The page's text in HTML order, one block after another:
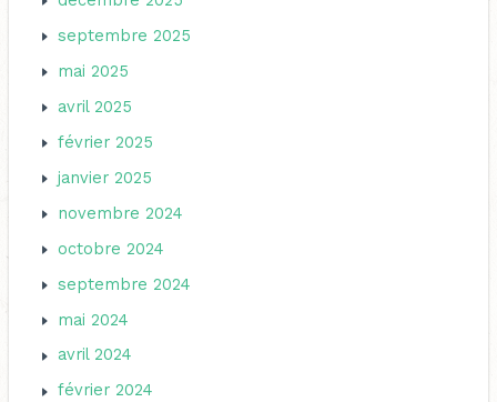
septembre 2025
mai 2025
avril 2025
février 2025
janvier 2025
novembre 2024
octobre 2024
septembre 2024
mai 2024
avril 2024
février 2024